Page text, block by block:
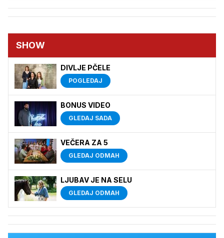
SHOW
DIVLJE PČELE
POGLEDAJ
BONUS VIDEO
GLEDAJ SADA
VEČERA ZA 5
GLEDAJ ODMAH
LJUBAV JE NA SELU
GLEDAJ ODMAH